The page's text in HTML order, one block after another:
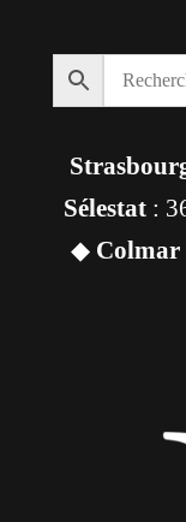
Sélestat :
◆ Colmar